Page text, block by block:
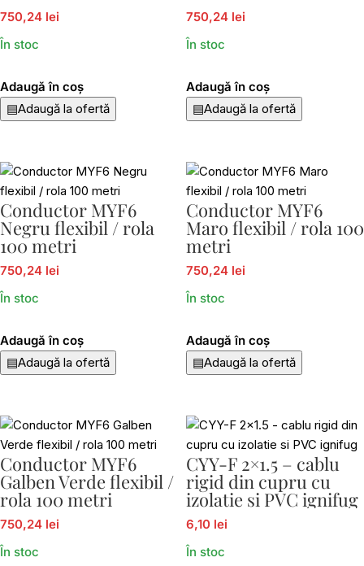
750,24 lei
În stoc
Adaugă în coș
▤Adaugă la ofertă
750,24 lei
În stoc
Adaugă în coș
▤Adaugă la ofertă
Conductor MYF6
Negru flexibil / rola
100 metri
750,24 lei
În stoc
Adaugă în coș
▤Adaugă la ofertă
Conductor MYF6
Maro flexibil / rola 100
metri
750,24 lei
În stoc
Adaugă în coș
▤Adaugă la ofertă
Conductor MYF6
Galben Verde flexibil /
rola 100 metri
750,24 lei
În stoc
CYY-F 2×1.5 – cablu
rigid din cupru cu
izolatie si PVC ignifug
6,10 lei
În stoc